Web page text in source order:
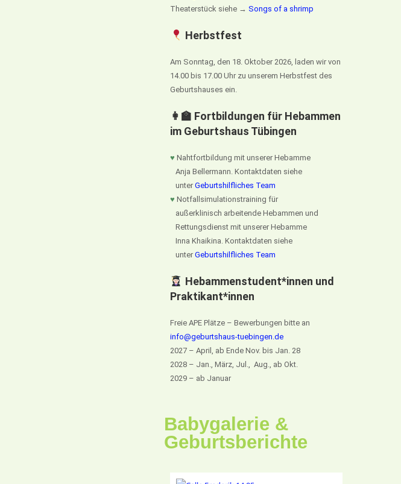
Theaterstück siehe → Songs of a shrimp
Herbstfest
Am Sonntag, den 18. Oktober 2026, laden wir von
14.00 bis 17.00 Uhr zu unserem Herbstfest des
Geburtshauses ein.
👩‍🏫 Fortbildungen für Hebammen
im Geburtshaus Tübingen
♥ Nahtfortbildung mit unserer Hebamme
Anja Bellermann. Kontaktdaten siehe
unter Geburtshilfliches Team
♥ Notfallsimulationstraining für
außerklinisch arbeitende Hebammen und
Rettungsdienst mit unserer Hebamme
Inna Khaikina. Kontaktdaten siehe
unter Geburtshilfliches Team
Hebammenstudent*innen und
Praktikant*innen
Freie APE Plätze – Bewerbungen bitte an
info@geburtshaus-tuebingen.de
2027 – April, ab Ende Nov. bis Jan. 28
2028 – Jan., März, Jul., Aug., ab Okt.
2029 – ab Januar
Babygalerie &
Geburtsberichte